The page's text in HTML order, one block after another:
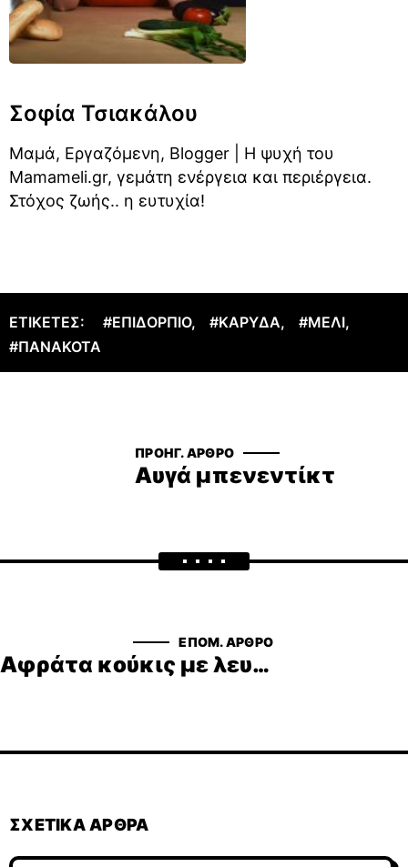
Σοφία Τσιακάλου
Μαμά, Εργαζόμενη, Blogger | Η ψυχή του
Mamameli.gr, γεμάτη ενέργεια και περιέργεια.
Στόχος ζωής.. η ευτυχία!
ΕΤΙΚΈΤΕΣ: #ΕΠΙΔΌΡΠΙΟ, #ΚΑΡΎΔΑ, #ΜΈΛΙ,
#ΠΑΝΑΚΌΤΑ
ΠΡΟΗΓ. ΆΡΘΡΟ
Αυγά μπενεντίκτ
ΕΠΟΜ. ΆΡΘΡΟ
Αφράτα κούκις με λευκή και μαύρη σοκολάτα
ΣΧΕΤΙΚΆ ΆΡΘΡΑ